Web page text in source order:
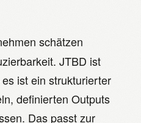
schätzen
JTBD ist
ist ein strukturierter
definierten Outputs
Das passt zur